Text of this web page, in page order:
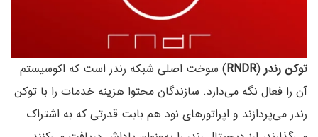
توکن رندر(
RNDR) سوخت اصلی شبکه رندر است که اکوسیستم
آن را فعال نگه می‌دارد. سازندگان محتوا هزینه خدمات را با توکن
رندر می‌پردازند و اپراتورهای نود هم بابت قدرتی که به اشتراک